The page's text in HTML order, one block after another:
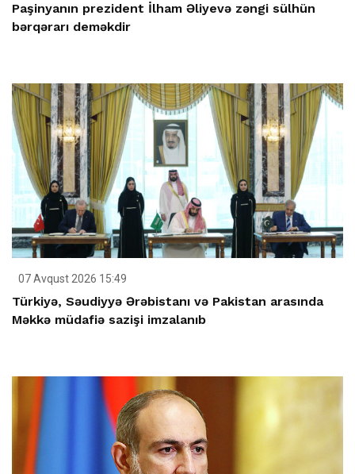
Paşinyanın prezident İlham Əliyevə zəngi sülhün
bərqərarı deməkdir
07 Avqust 2026 15:49
Türkiyə, Səudiyyə Ərəbistanı və Pakistan arasında
Məkkə müdafiə sazişi imzalanıb